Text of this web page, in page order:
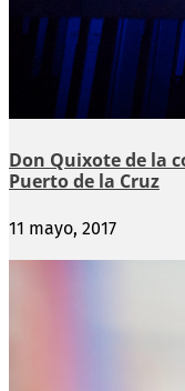
Don Quixote de la
Puerto de la Cruz
11 mayo, 2017